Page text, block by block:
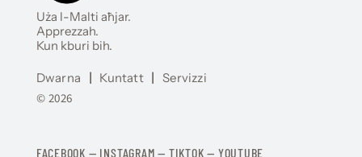
Uża l-Malti aħjar.
Apprezzah.
Kun kburi bih.
Dwarna | Kuntatt | Servizzi
© 2026
FACEBOOK — INSTAGRAM — TIKTOK — YOUTUBE